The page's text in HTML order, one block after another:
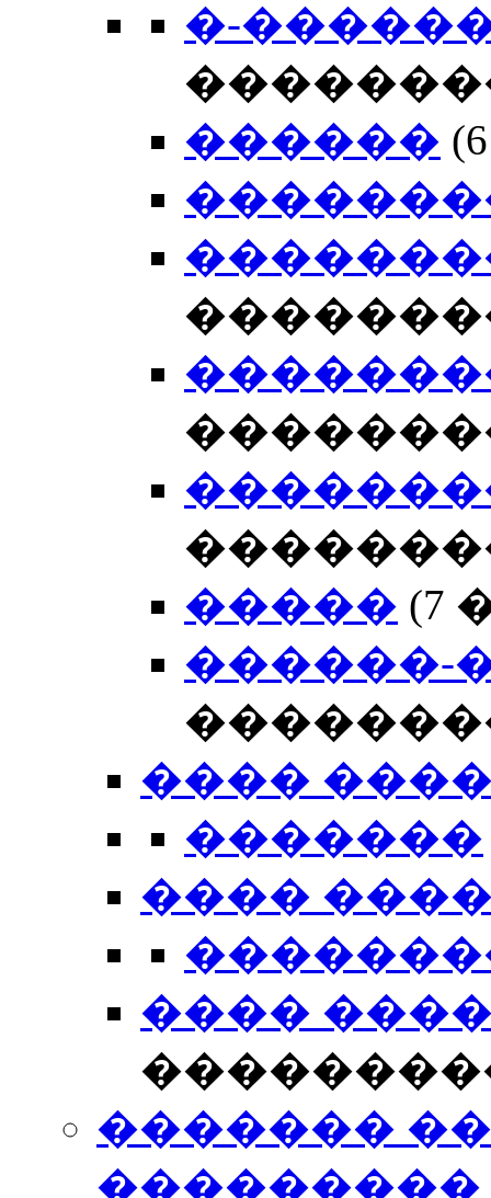
�-
������
����� (7
������-
����
�������
����
����
�������
���������